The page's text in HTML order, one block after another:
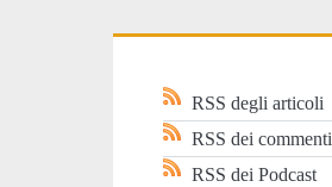
RSS degli articoli
RSS dei commenti
RSS dei Podcast